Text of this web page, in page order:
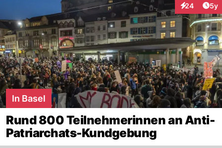
24
Interaktionen
5y
In Basel
Rund 800 Teilnehmerinnen an Anti-
Patriarchats-Kundgebung